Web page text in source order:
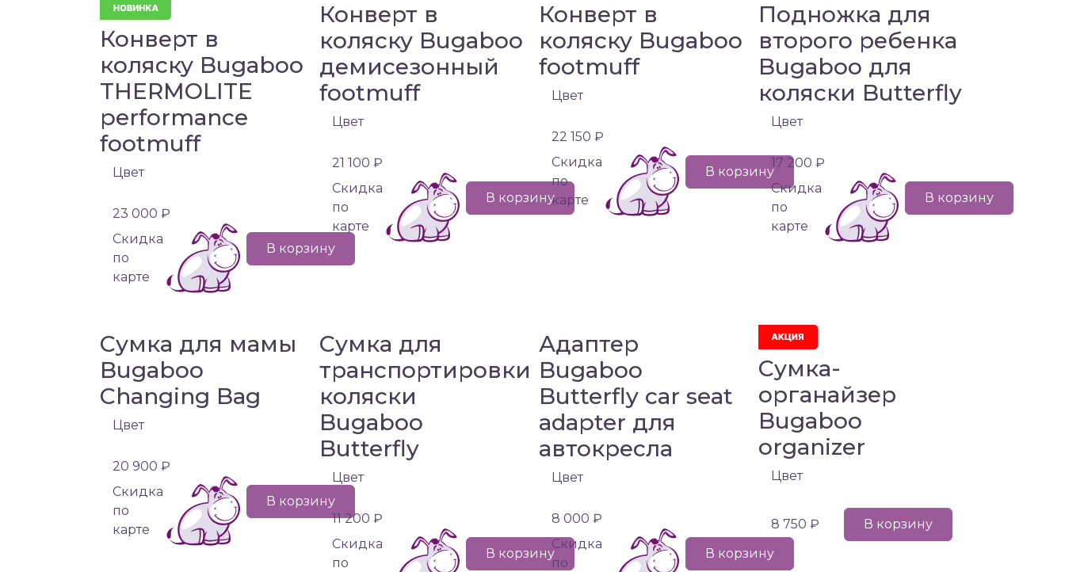
Конверт в
коляску Bugaboo
THERMOLITE
performance
footmuff
Цвет
23 000 ₽
Cкидка
по
карте
В корзину
Конверт в
коляску Bugaboo
демисезонный
footmuff
Цвет
21 100 ₽
Cкидка
по
карте
В корзину
Конверт в
коляску Bugaboo
footmuff
Цвет
22 150 ₽
Cкидка
по
карте
В корзину
Подножка для
второго ребенка
Bugaboo для
коляски Butterfly
Цвет
17 200 ₽
Cкидка
по
карте
В корзину
Сумка для мамы
Bugaboo
Changing Bag
Цвет
20 900 ₽
Cкидка
по
карте
В корзину
Сумка для
транспортировки
коляски
Bugaboo
Butterfly
Цвет
11 200 ₽
Cкидка
по
В корзину
Адаптер
Bugaboo
Butterfly car seat
adapter для
автокресла
Цвет
8 000 ₽
Cкидка
по
В корзину
Сумка-
органайзер
Bugaboo
organizer
Цвет
8 750 ₽ В корзину